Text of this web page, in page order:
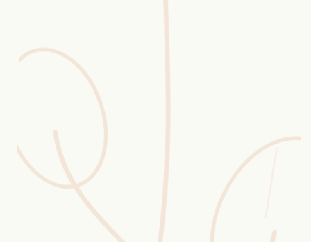
Sammelkalender
Blüten-Finder
Phänologie-Radar
Vogelstimmen
Gartenplaner